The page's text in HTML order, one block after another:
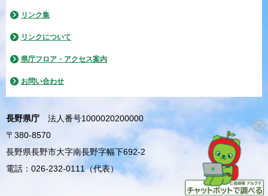
リンク集
リンクについて
県庁フロア・アクセス案内
お問い合わせ
長野県庁
法人番号1000020200000
〒380-8570
長野県長野市大字南長野字幅下692-2
電話：026-232-0111（代表）